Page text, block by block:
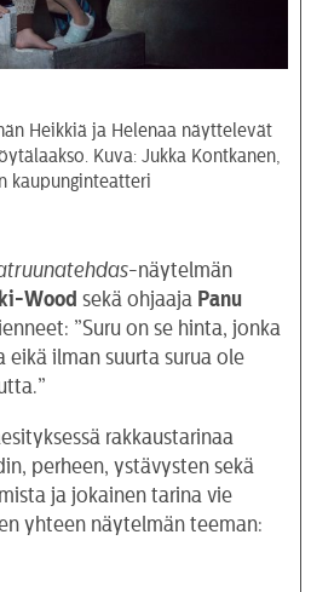
Heikkiä ja Helenaa näyttelevät
Kuva: Jukka Kontkanen,
kaupunginteatteri
-näytelmän
Wood sekä ohjaaja Panu
”Suru on se hinta, jonka
eikä ilman suurta surua ole
rakkaustarinaa
perheen, ystävysten sekä
ja jokainen tarina vie
yhteen näytelmän teeman: